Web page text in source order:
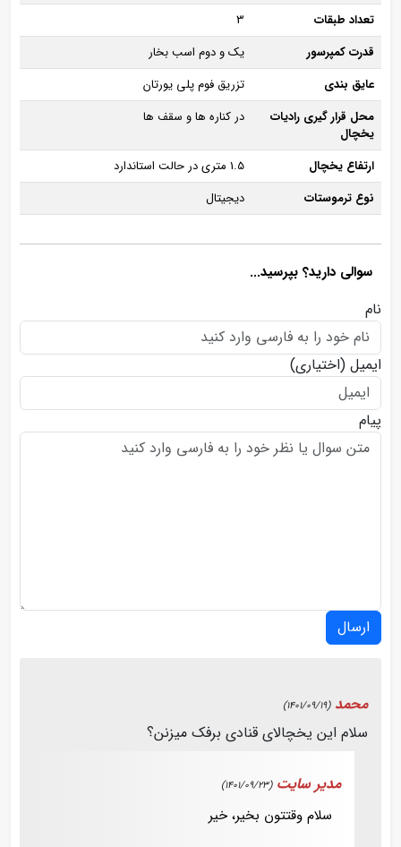
تعداد طبقات
3
قدرت کمپرسور
یک و دوم اسب بخار
عایق بندی
تزریق فوم پلی یورتان
محل قرار گیری رادیات
یخچال
در کناره ها و سقف ها
ارتفاع یخچال
1.5 متری در حالت استاندارد
نوع ترموستات
دیجیتال
سوالی دارید؟ بپرسید...
نام
ایمیل (اختیاری)
پیام
ارسال
محمد (1401/09/19)
سلام این یخچالای قنادی برفک میزنن؟
مدیر سایت (1401/09/23)
سلام وقتتون بخیر، خیر